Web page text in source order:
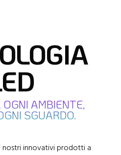
AMBIENTE,
SGUARDO.
nostri innovativi prodotti a